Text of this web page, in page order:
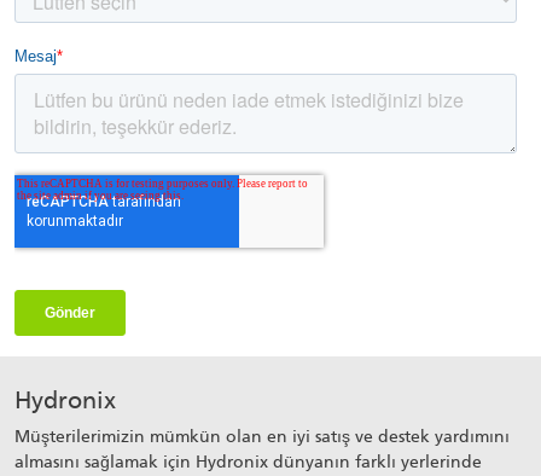
Hydronix
Müşterilerimizin mümkün olan en iyi satış ve destek yardımını
almasını sağlamak için Hydronix dünyanın farklı yerlerinde